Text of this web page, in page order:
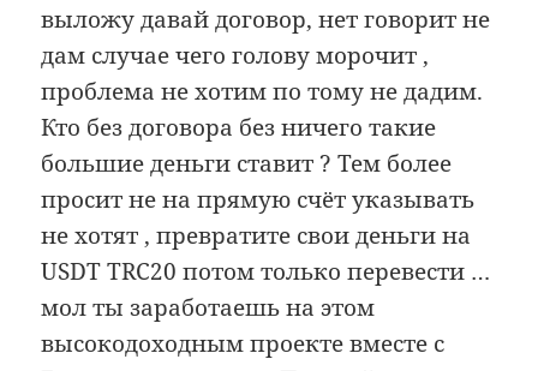
выложу давай договор, нет говорит не
дам случае чего голову морочит ,
проблема не хотим по тому не дадим.
Кто без договора без ничего такие
большие деньги ставит ? Тем более
просит не на прямую счёт указывать
не хотят , превратите свои деньги на
USDT TRC20 потом только перевести …
мол ты заработаешь на этом
высокодоходным проекте вместе с